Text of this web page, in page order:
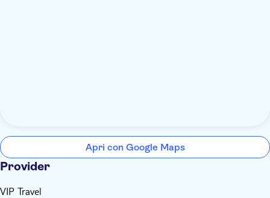
Apri con Google Maps
Provider
VIP Travel